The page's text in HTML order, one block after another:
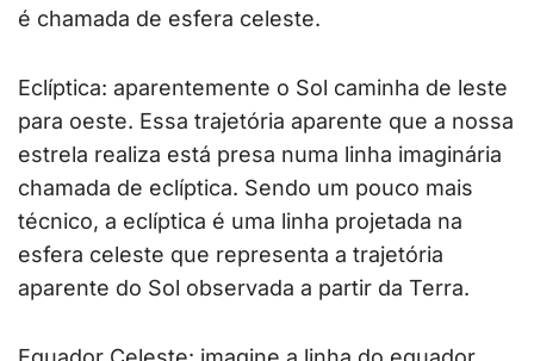
é chamada de esfera celeste.
Eclíptica: aparentemente o Sol caminha de leste
para oeste. Essa trajetória aparente que a nossa
estrela realiza está presa numa linha imaginária
chamada de eclíptica. Sendo um pouco mais
técnico, a eclíptica é uma linha projetada na
esfera celeste que representa a trajetória
aparente do Sol observada a partir da Terra.